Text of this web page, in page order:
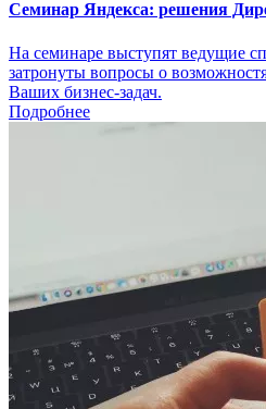
Семинар Яндекса: решения
На семинаре выступят ведущие
затронуты вопросы о
Ваших бизнес-задач.
Подробнее